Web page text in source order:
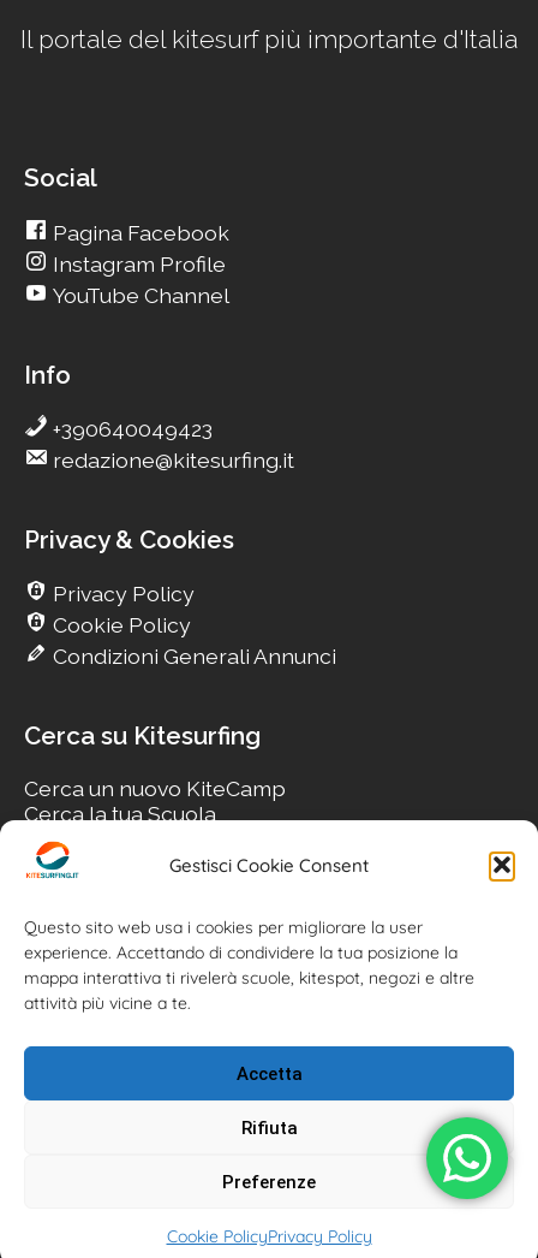
Gestisci Cookie Consent
Questo sito web usa i cookies per migliorare la user
experience. Accettando di condividere la tua posizione la
mappa interattiva ti rivelerà scuole, kitespot, negozi e altre
attività più vicine a te.
Accetta
Rifiuta
Preferenze
Cookie PolicyPrivacy Policy
Il portale del kitesurf più importante d'Italia
Social
Pagina Facebook
Instagram Profile
YouTube Channel
Info
+390640049423
redazione@kitesurfing.it
Privacy & Cookies
Privacy Policy
Cookie Policy
Condizioni Generali Annunci
Cerca su Kitesurfing
Cerca un nuovo KiteCamp
Cerca la tua Scuola
Cerca il tuo KiteSpot
Cerca Accommodation
Cerca il tuo Usato
Kitesurfing powered by Associazione Kitesurf Italiana